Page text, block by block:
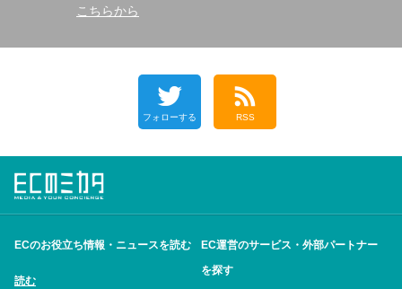
こちらから
フォローする RSS
ECのお役立ち情報・ニュースを読む
読む
EC運営のサービス・外部パートナー
を探す